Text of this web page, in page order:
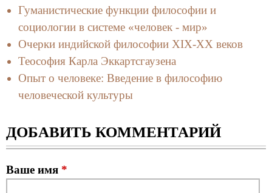
Гуманистические функции философии и
социологии в системе «человек - мир»
Очерки индийской философии XIX-XX веков
Теософия Карла Эккартсгаузена
Опыт о человеке: Введение в философию
человеческой культуры
ДОБАВИТЬ КОММЕНТАРИЙ
Ваше имя *